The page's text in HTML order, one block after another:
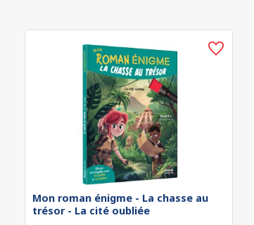
Mon roman énigme - La chasse au
trésor - La cité oubliée